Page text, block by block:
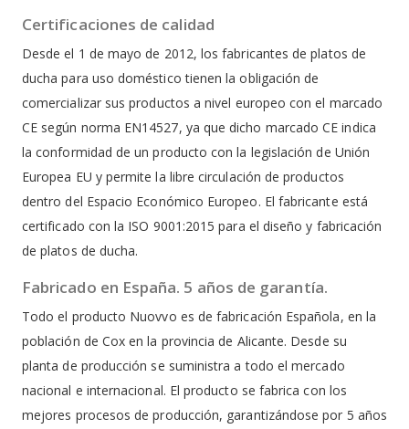
Certificaciones de calidad
Desde el 1 de mayo de 2012, los fabricantes de platos de
ducha para uso doméstico tienen la obligación de
comercializar sus productos a nivel europeo con el marcado
CE según norma EN14527, ya que dicho marcado CE indica
la conformidad de un producto con la legislación de Unión
Europea EU y permite la libre circulación de productos
dentro del Espacio Económico Europeo. El fabricante está
certificado con la ISO 9001:2015 para el diseño y fabricación
de platos de ducha.
Fabricado en España. 5 años de garantía.
Todo el producto Nuovvo es de fabricación Española, en la
población de Cox en la provincia de Alicante. Desde su
planta de producción se suministra a todo el mercado
nacional e internacional. El producto se fabrica con los
mejores procesos de producción, garantizándose por 5 años